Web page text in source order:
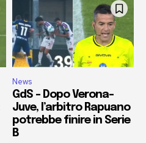
News
GdS – Dopo Verona-
Juve, l’arbitro Rapuano
potrebbe finire in Serie
B